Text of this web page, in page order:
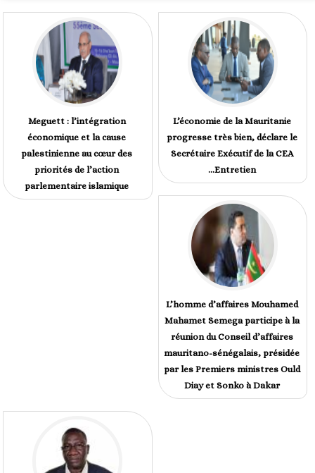
Meguett : l’intégration
économique et la cause
palestinienne au cœur des
priorités de l’action
parlementaire islamique
L’économie de la Mauritanie
progresse très bien, déclare le
Secrétaire Exécutif de la CEA
...Entretien
L’homme d’affaires Mouhamed
Mahamet Semega participe à la
réunion du Conseil d’affaires
mauritano-sénégalais, présidée
par les Premiers ministres Ould
Diay et Sonko à Dakar